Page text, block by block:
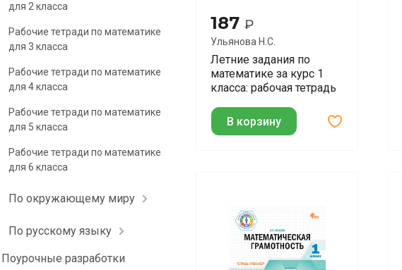
для 2 класса
Рабочие тетради по математике
для 3 класса
Рабочие тетради по математике
для 4 класса
Рабочие тетради по математике
для 5 класса
Рабочие тетради по математике
для 6 класса
По окружающему миру
По русскому языку
Поурочные разработки
187₽
Ульянова Н.С.
Летние задания по
математике за курс 1
класса: рабочая тетрадь
В корзину